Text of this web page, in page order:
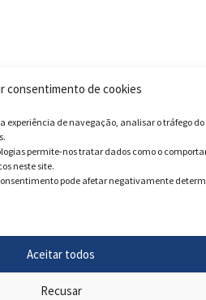
consentimento de cookies
experiência de navegação, analisar o tráfego do
permite-nos tratar dados como o
neste site.
pode afetar negativamente
Aceitar todos
Recusar